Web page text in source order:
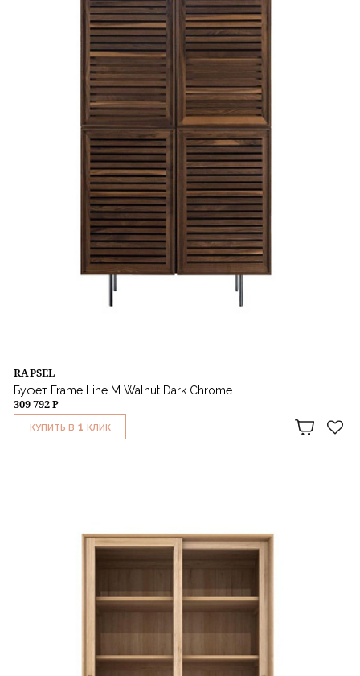
RAPSEL
Буфет Frame Line M Walnut Dark Chrome
309 792 ₽
КУПИТЬ В 1 КЛИК